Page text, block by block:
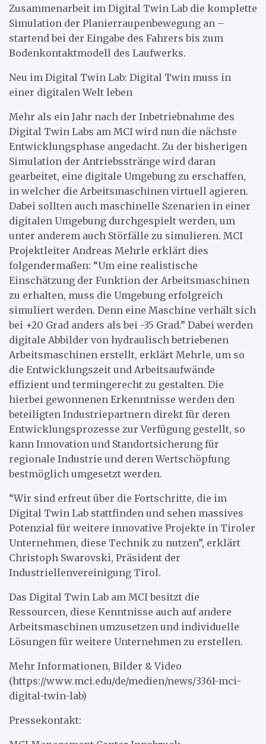
Zusammenarbeit im Digital Twin Lab die komplette
Simulation der Planierraupenbewegung an –
startend bei der Eingabe des Fahrers bis zum
Bodenkontaktmodell des Laufwerks.
Neu im Digital Twin Lab: Digital Twin muss in
einer digitalen Welt leben
Mehr als ein Jahr nach der Inbetriebnahme des
Digital Twin Labs am MCI wird nun die nächste
Entwicklungsphase angedacht. Zu der bisherigen
Simulation der Antriebsstränge wird daran
gearbeitet, eine digitale Umgebung zu erschaffen,
in welcher die Arbeitsmaschinen virtuell agieren.
Dabei sollten auch maschinelle Szenarien in einer
digitalen Umgebung durchgespielt werden, um
unter anderem auch Störfälle zu simulieren. MCI
Projektleiter Andreas Mehrle erklärt dies
folgendermaßen: “Um eine realistische
Einschätzung der Funktion der Arbeitsmaschinen
zu erhalten, muss die Umgebung erfolgreich
simuliert werden. Denn eine Maschine verhält sich
bei +20 Grad anders als bei -35 Grad.” Dabei werden
digitale Abbilder von hydraulisch betriebenen
Arbeitsmaschinen erstellt, erklärt Mehrle, um so
die Entwicklungszeit und Arbeitsaufwände
effizient und termingerecht zu gestalten. Die
hierbei gewonnenen Erkenntnisse werden den
beteiligten Industriepartnern direkt für deren
Entwicklungsprozesse zur Verfügung gestellt, so
kann Innovation und Standortsicherung für
regionale Industrie und deren Wertschöpfung
bestmöglich umgesetzt werden.
“Wir sind erfreut über die Fortschritte, die im
Digital Twin Lab stattfinden und sehen massives
Potenzial für weitere innovative Projekte in Tiroler
Unternehmen, diese Technik zu nutzen”, erklärt
Christoph Swarovski, Präsident der
Industriellenvereinigung Tirol.
Das Digital Twin Lab am MCI besitzt die
Ressourcen, diese Kenntnisse auch auf andere
Arbeitsmaschinen umzusetzen und individuelle
Lösungen für weitere Unternehmen zu erstellen.
Mehr Informationen, Bilder & Video
(https://www.mci.edu/de/medien/news/3361-mci-
digital-twin-lab)
Pressekontakt: